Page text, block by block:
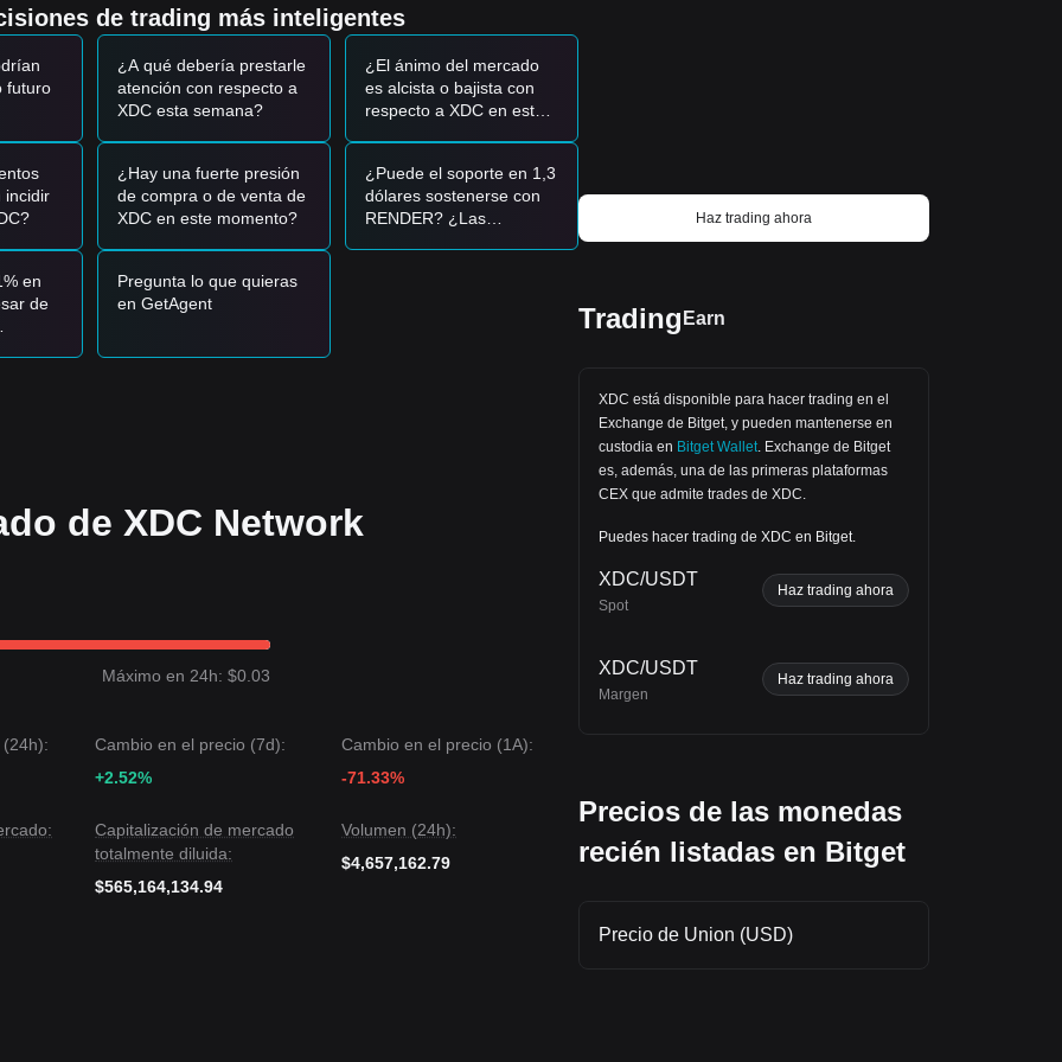
la atención de los desarrolladores.
moderada con los principales tokens de utilidad, beneficiándose
activos del mundo real (RWA).
- $0.0330
y muestra signos de rebote, podría formar una oportunidad
significativo en el volumen de negociación, podría confirmar el inicio
mercado podría entrar en una fase correctiva a corto plazo,
nivel de soporte de$0.0325y compre en lotes.
y se mantenga por encima de la resistencia de
$0.0300
, es probable que la tendencia a medio y largo plazo mantenga
gradual.
ha presentado una estructura de precios
es generalmentecautelosamente optimista
objetivo de precio podría ser $0.0290.
.
de trading más inteligentes
futuro
¿A qué debería prestarle
atención con respecto a
XDC esta semana?
¿El ánimo del mercado
es alcista o bajista con
respecto a XDC en este
incidir
¿Hay una fuerte presión
de compra o de venta de
XDC en este momento?
¿Puede el soporte en 1,3
dólares sostenerse con
RENDER? ¿Las
en
de
Pregunta lo que quieras
en GetAgent
de XDC Network
Máximo en 24h: $0.03
Cambio en el precio (7d):
+2.52%
Cambio en el precio (1A):
-71.33%
Capitalización de mercado
totalmente diluida:
$565,164,134.94
Volumen (24h):
$4,657,162.79
Haz trading ahora
Trading Earn
XDC está disponible para hacer trading en el
Exchange de Bitget , y pueden mantenerse en
custodia en Bitget Wallet Exchange de Bitget
es, además, una de las primeras plataformas
CEX que admite trades de XDC.
Puedes hacer trading de XDC en Bitget.
XDC/USDT
Spot
Haz trading ahora
XDC/USDT
Margen
Haz trading ahora
Precios de las monedas
recién listadas en Bitget
Precio de Union (USD)